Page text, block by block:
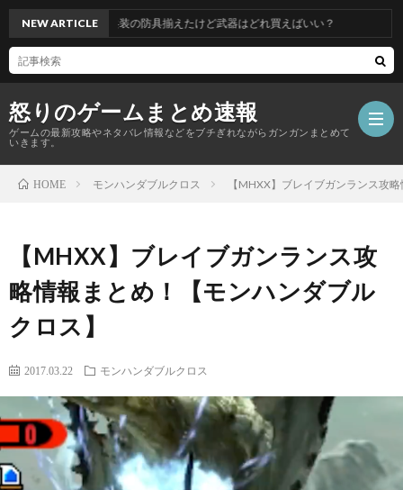
怒りのゲームまとめ速報
ゲームの最新攻略やネタバレ情報などをブチぎれながらガンガンまとめて
いきます。
り
ム
NEW ARTICLE
ド】古代兵装の防具揃えたけど武器はどれ買えばいい？
HOME モンハンダブルクロス 【MHXX】ブレイブガンランス攻
【MHXX】ブレイブガンランス攻
略情報まとめ！【モンハンダブル
クロス】
2017.03.22 モンハンダブルクロス